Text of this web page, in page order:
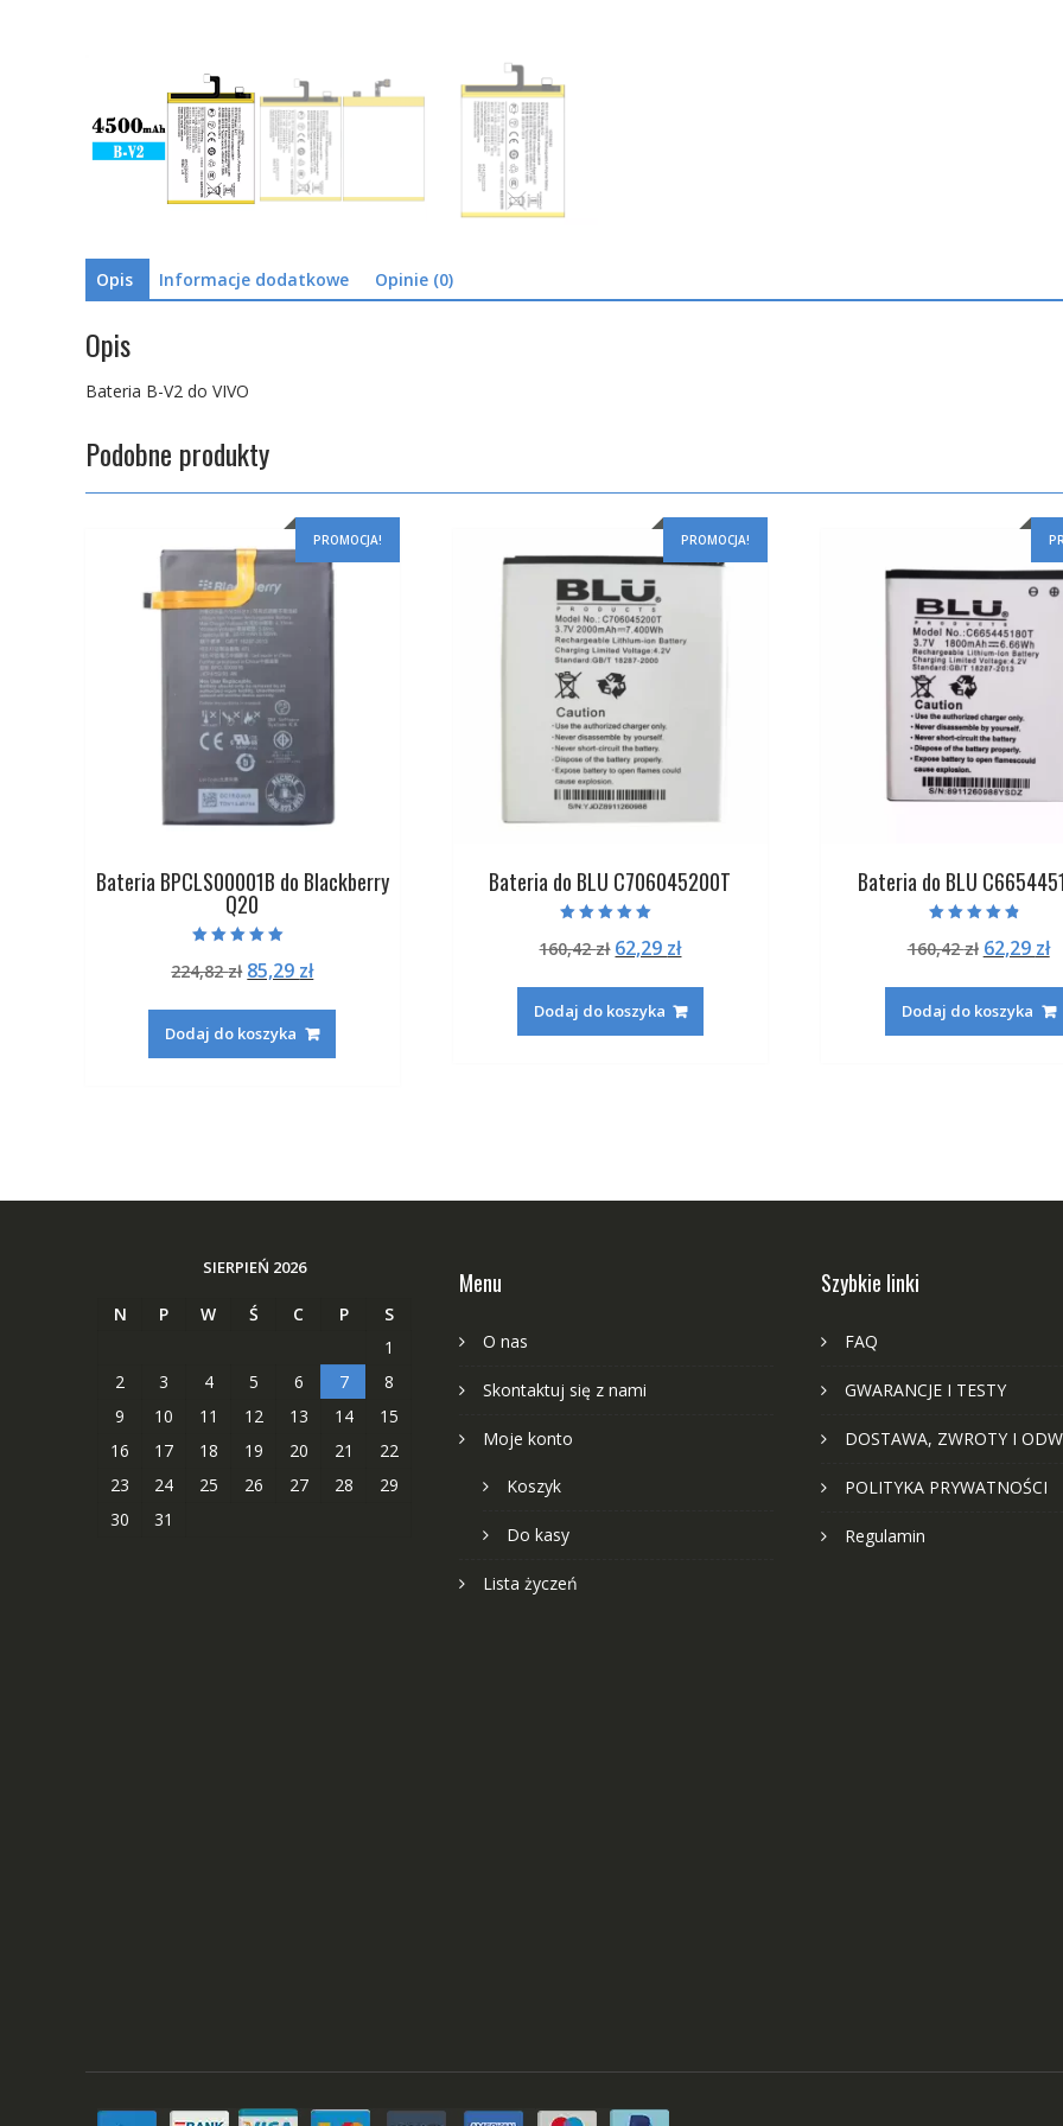
Opis Informacje dodatkowe Opinie (0)
Opis
Bateria B-V2 do VIVO
Podobne produkty
PROMOCJA!
Bateria BPCLS00001B do Blackberry
Q20
5.00
na 5
224,82zł Pierwotna
wynosiła:
224,82 zł.
85,29 złAktualna
85,29 zł.
Dodaj do koszyka
PROMOCJA!
Bateria do BLU C706045200T
5.00
na 5
160,42zł Pierwotna
wynosiła:
160,42 zł.
62,29 złAktualna
62,29 zł.
Dodaj do koszyka
Bateria do BLU
4.50
na 5
160,42zł
wynosiła:
160,42 zł.
62,29 zł
Dodaj do koszyka
SIERPIEŃ 2026
N P W Ś C P
S
1
2
3 4 5 6 7
8
9
10 11 12 13 14
15
16
17 18 19 20 21
22
23
24 25 26 27 28
29
30
31
Menu
O nas
Skontaktuj się z nami
Moje konto
Koszyk
Do kasy
Lista życzeń
Szybkie linki
FAQ
GWARANCJE I TESTY
DOSTAWA, ZWROTY I
POLITYKA PRYWATNOŚCI
Regulamin